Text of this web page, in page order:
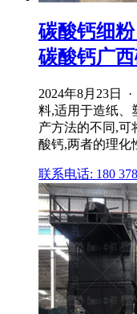
碳酸钙细
碳酸钙广
2024年8月23日
料,适用于造纸、
产方法的不同,可
酸钙,两者的理化
联系电话: 180